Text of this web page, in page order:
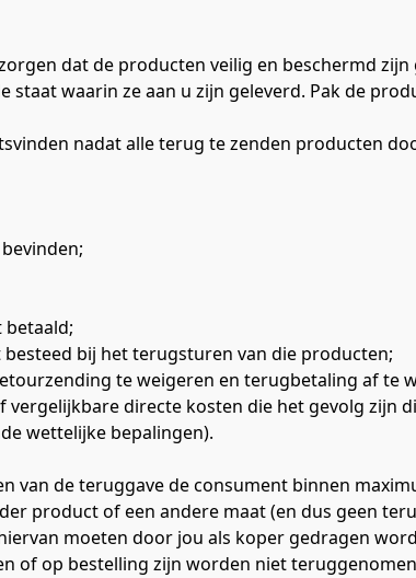
dat de producten veilig en beschermd
waarin ze aan u zijn geleverd. Pak de
nadat alle terug te zenden producten
betaald;
bij het terugsturen van die producten;
te weigeren en terugbetaling af te
directe kosten die het gevolg zijn
wettelijke bepalingen).
van de teruggave de consument binnen
product of een andere maat (en dus geen
moeten door jou als koper gedragen
of op bestelling zijn worden niet